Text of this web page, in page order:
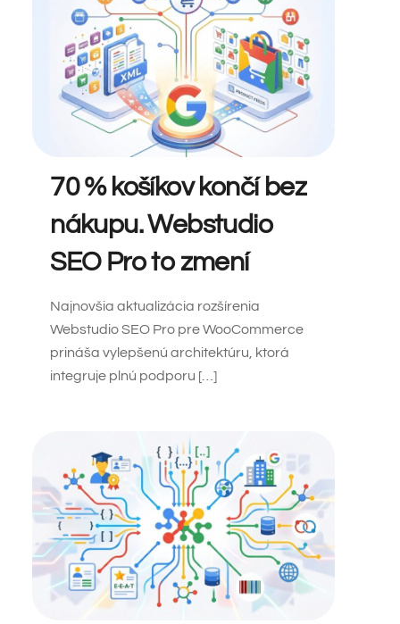
70 % košíkov končí bez
nákupu. Webstudio
SEO Pro to zmení
Najnovšia aktualizácia rozšírenia
Webstudio SEO Pro pre WooCommerce
prináša vylepšenú architektúru, ktorá
integruje plnú podporu […]